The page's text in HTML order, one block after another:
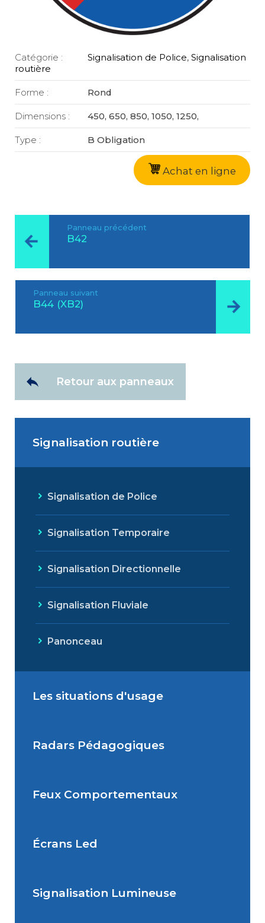
Catégorie : Signalisation de Police,Signalisation
routière
Forme : Rond
Dimensions : 450, 650, 850, 1050, 1250,
Type : B Obligation
Achat en ligne
Panneau précédent
B42
Panneau suivant
B44 (XB2)
Retour aux panneaux
Signalisation routière
Signalisation de Police
Signalisation Temporaire
Signalisation Directionnelle
Signalisation Fluviale
Panonceau
Les situations d'usage
Situations de signalisation
Situations de signalisation
Radars Pédagogiques
Radar Pédagogique
Feux Comportementaux
Feu Comportemental
Écrans Led
Écran Géant Extérieur Led
Signalisation Lumineuse